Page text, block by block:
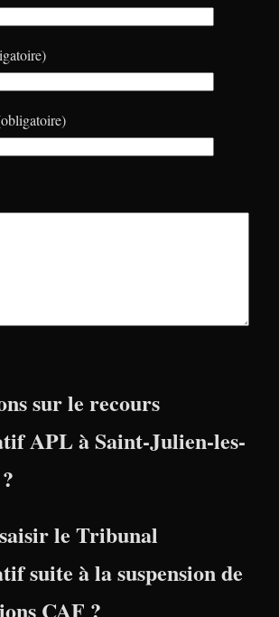
sur le recours
APL à Saint-Julien-les-
le Tribunal
suite à la suspension de
CAF ?